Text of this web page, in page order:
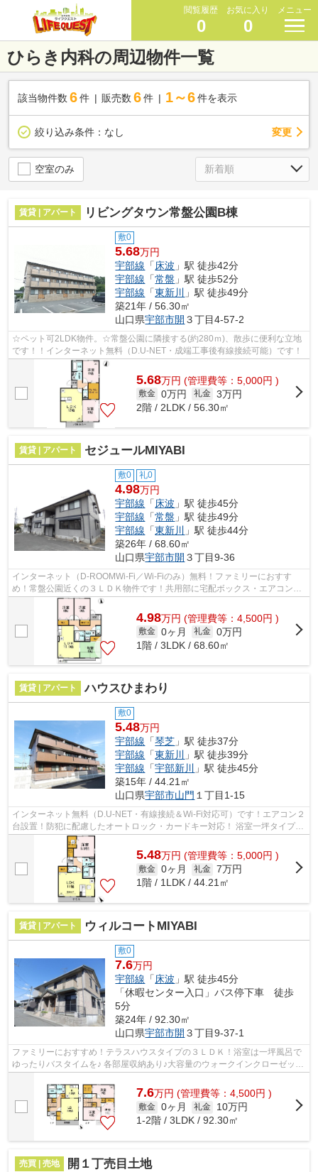
閲覧履歴
0
お気に入り
0
メニュー
ひらき内科の周辺物件一覧
該当物件数 6件 販売数 6 件 1～6 件を表示
絞り込み条件： なし 変更
空室のみ
賃貸 | アパート リビングタウン常盤公園B棟
敷0
5.68万円
宇部線 「床波 」駅 徒歩42分
宇部線 「常盤 」駅 徒歩52分
宇部線 「東新川
」駅 徒歩49分
築21年 / 56.30㎡
山口県宇部市開 ３丁目4-57-2
☆ペット可2LDK物件。☆常盤公園に隣接する(約280ｍ)、散歩に便利な立地
です！！インターネット無料（D.U-NET・成端工事後有線接続可能）です！
5.68万円 (管理費等：5,000円 )
敷金 0万円 礼金 3万円
2階 / 2LDK / 56.30㎡
賃貸 | アパート セジュールMIYABI
敷0 礼0
4.98万円
宇部線 「 床波 」駅 徒歩45分
宇部線 「常盤 」駅 徒歩49分
宇部線 「東新川
」駅 徒歩44分
築26年 / 68.60㎡
山口県宇部市開 ３丁目9-36
インターネット（D-ROOMWi-Fi／Wi-Fiのみ）無料！ファミリーにおすす
め！常盤公園近くの３ＬＤＫ物件です！共用部に宅配ボックス・エアコン１
台・洗髪洗面化粧台・温水洗浄暖房便座・...
4.98万円 (管理費等：4,500円 )
敷金 0ヶ月 礼金 0万円
1階 / 3LDK / 68.60㎡
賃貸 | アパート ハウスひまわり
敷0
5.48万円
宇部線 「琴芝 」駅 徒歩37分
宇部線 「東新川
」駅 徒歩39分
宇部線 「宇部新川
」駅 徒歩45分
築15年 / 44.21㎡
山口県宇部市山門 １丁目1-15
インターネット無料（D.U-NET・有線接続＆Wi-Fi対応可）です！エアコン２
台設置！防犯に配慮したオートロック・カードキー対応！ 浴室一坪タイプで
ゆったりバスタイムを♪ 雨の日に便利...
5.48万円 (管理費等：5,000円 )
敷金 0ヶ月 礼金 7万円
1階 / 1LDK / 44.21㎡
賃貸 | アパート ウィルコートMIYABI
敷0
7.6万円
宇部線 「 床波 」駅 徒歩45分
「休暇センター入口」バス停下車 徒歩
5分
築24年 / 92.30㎡
山口県宇部市開 ３丁目9-37-1
ファミリーにおすすめ！テラスハウスタイプの３ＬＤＫ！浴室は一坪風呂で
ゆったりバスタイムを♪ 各部屋収納あり♪大容量のウォークインクローゼット
あり♪ 2Fにもトイレ付き！
7.6万円 (管理費等：4,500円 )
敷金 0ヶ月 礼金
10万円
1-2階 / 3LDK / 92.30㎡
売買 | 売地 開１丁売目土地